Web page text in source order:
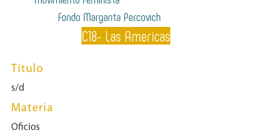
Fondo Margarita Percovich
C18- Las Americas
Título
s/d
Materia
Oficios